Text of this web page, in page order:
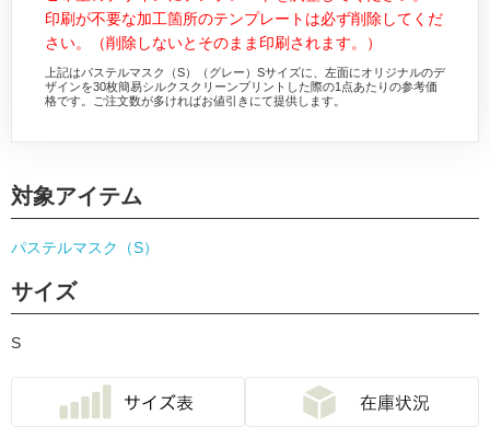
印刷が不要な加工箇所のテンプレートは必ず削除してくだ
さい。（削除しないとそのまま印刷されます。）
上記はパステルマスク（S）（グレー）Sサイズに、左面にオリジナルのデ
ザインを30枚簡易シルクスクリーンプリントした際の1点あたりの参考価
格です。ご注文数が多ければお値引きにて提供します。
対象アイテム
パステルマスク（S）
サイズ
S